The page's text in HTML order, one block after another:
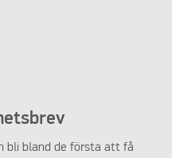
bli bland de första att få